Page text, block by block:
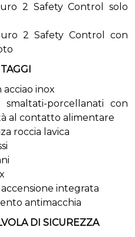
2 Safety Control solo
2 Safety Control con
acciao inox
porcellanati con
al contatto alimentare
roccia lavica
integrata
antimacchia
DI SICUREZZA